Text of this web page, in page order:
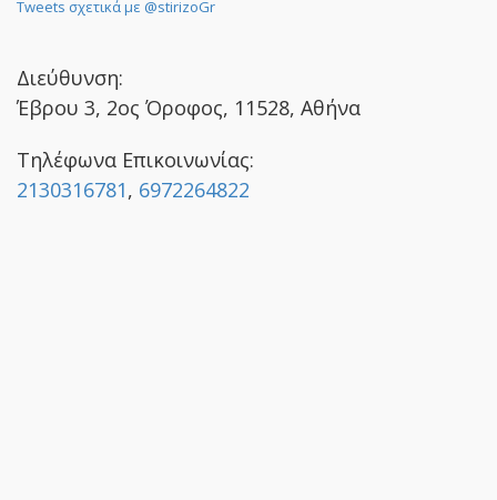
Tweets σχετικά με @stirizoGr
Διεύθυνση:
Έβρου 3, 2ος Όροφος, 11528, Αθήνα
Τηλέφωνα Επικοινωνίας:
2130316781, 6972264822